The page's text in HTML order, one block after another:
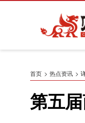
财视系列活动
首页 热点资讯
第五